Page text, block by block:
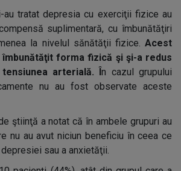
au tratat depresia cu exerciţii fizice au
suplimentară, cu îmbunătăţiri
la nivelul sănătăţii fizice. Acest
forma fizică şi şi-a redus
arterială. În cazul grupului
nu au fost observate aceste
ştiinţă a notat că în ambele grupuri au
nu au avut niciun beneficiu în ceea ce
sau a anxietăţii.